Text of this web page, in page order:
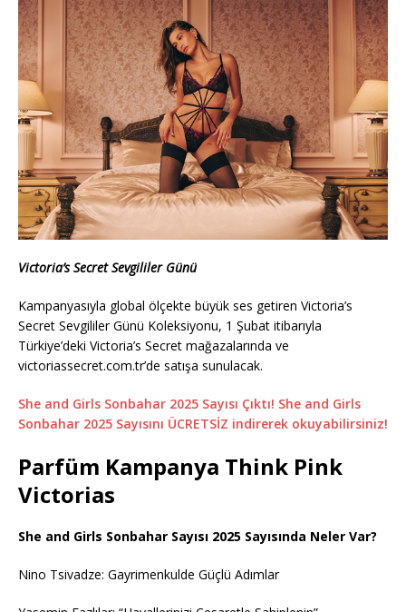
Victoria’s Secret Sevgililer Günü
Kampanyasıyla global ölçekte büyük ses getiren Victoria’s
Secret Sevgililer Günü Koleksiyonu, 1 Şubat itibarıyla
Türkiye’deki Victoria’s Secret mağazalarında ve
victoriassecret.com.tr’de satışa sunulacak.
She and Girls Sonbahar 2025 Sayısı Çıktı! She and Girls
Sonbahar 2025 Sayısını ÜCRETSİZ indirerek okuyabilirsiniz!
Parfüm Kampanya Think Pink
Victorias
She and Girls Sonbahar Sayısı 2025 Sayısında Neler Var?
Nino Tsivadze: Gayrimenkulde Güçlü Adımlar